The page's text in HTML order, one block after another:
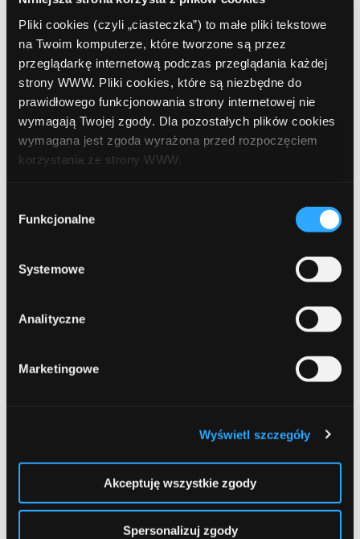
Pliki cookies (czyli „ciasteczka”) to małe pliki tekstowe
na Twoim komputerze, które tworzone są przez
przeglądarkę internetową podczas przeglądania każdej
strony WWW. Pliki cookies, które są niezbędne do
prawidłowego funkcjonowania strony internetowej nie
wymagają Twojej zgody. Dla pozostałych plików cookies
wymagana jest zgoda wyrażona przed rozpoczęciem
korzystania ze strony WWW.
formy korzystania z plików cookies. Więcej:
Polityka
zgody
Funkcjonalne
Systemowe
Analityczne
Marketingowe
Wyświetl szczegóły
Akceptuję wszystkie zgody
Spersonalizuj zgody
Leave a comment
Comment Required
Zapamiętaj moje dane w tej przeglądarce podczas pisania